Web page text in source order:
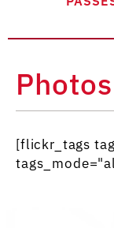
Photos
[flickr_tags